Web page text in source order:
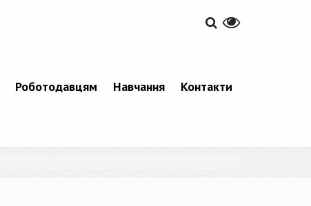
Роботодавцям Навчання Контакти